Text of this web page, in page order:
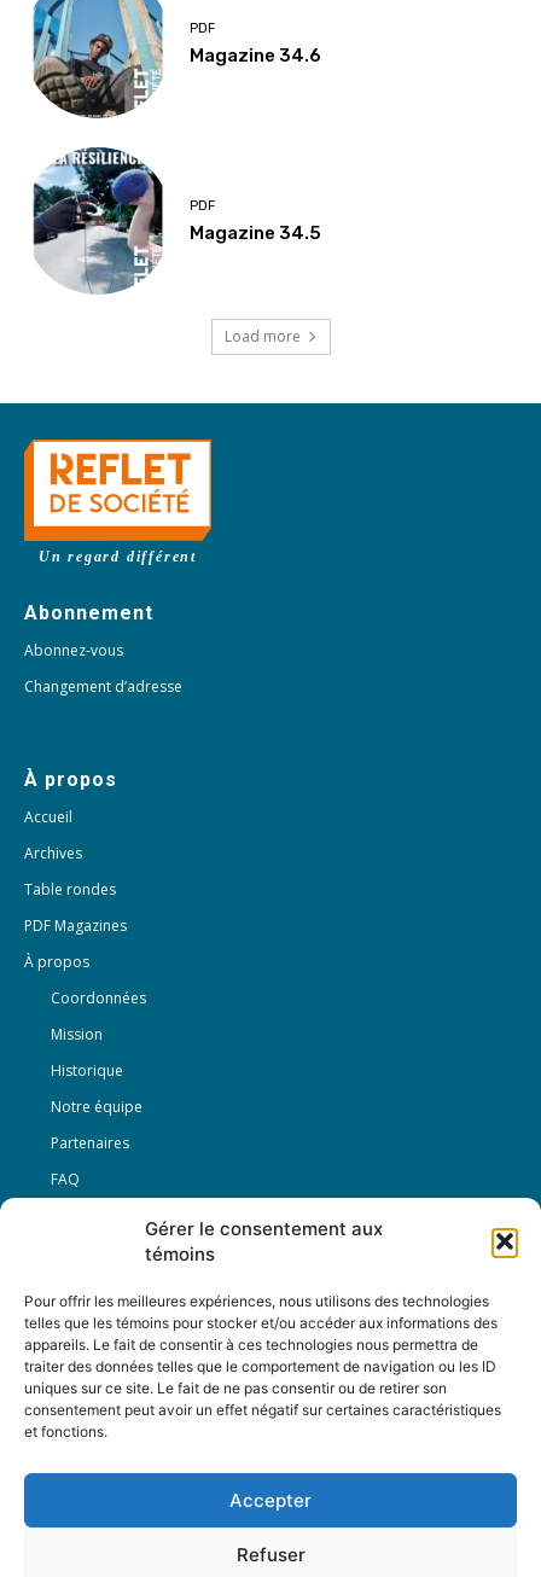
Gérer le consentement aux
témoins
Pour offrir les meilleures expériences, nous utilisons des technologies
telles que les témoins pour stocker et/ou accéder aux informations des
appareils. Le fait de consentir à ces technologies nous permettra de
traiter des données telles que le comportement de navigation ou les ID
uniques sur ce site. Le fait de ne pas consentir ou de retirer son
consentement peut avoir un effet négatif sur certaines caractéristiques
et fonctions.
Accepter
Refuser
PDF
Magazine 34.6
PDF
Magazine 34.5
Load more
Un regard différent
Abonnement
Abonnez-vous
Changement d’adresse
À propos
Accueil
Archives
Table rondes
PDF Magazines
À propos
Coordonnées
Mission
Historique
Notre équipe
Partenaires
FAQ
Conditions générales
Nous Suivre
Contactez-nous :
12-3894 rue Sainte-Catherine Est,